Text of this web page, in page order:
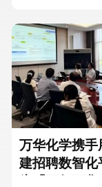
万华化学携手
建招聘数智化